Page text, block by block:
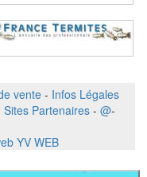
vente - Infos Légales
Sites Partenaires - @-
YV WEB